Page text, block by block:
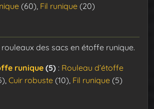
(60), Fil runique (20)
rouleaux des sacs en étoffe runique.
runique (5) : Rouleau d’étoffe
Cuir robuste (10), Fil runique (5)